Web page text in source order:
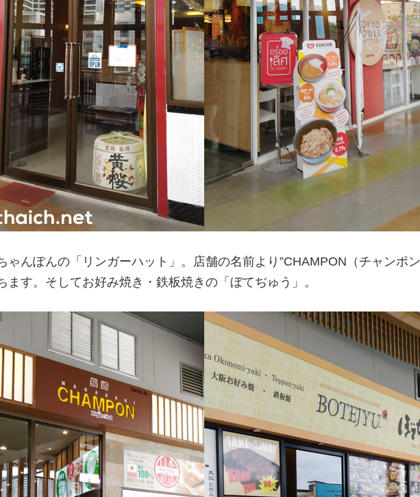
ゃんぽんの「リンガーハット」。店舗の名前より”CHAMPON（チャンポ
ます。そしてお好み焼き・鉄板焼きの「ぼてぢゅう」。